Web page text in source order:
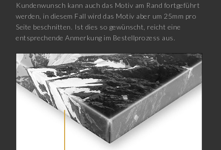
Kundenwunsch kann auch das Motiv am Rand fortgeführt
werden, in diesem Fall wird das Motiv aber um 25mm pro
Seite beschnitten. Ist dies so gewünscht, reicht eine
entsprechende Anmerkung im Bestellprozess aus.